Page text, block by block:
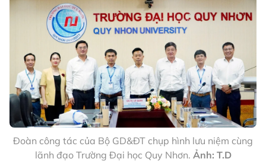
Đoàn công tác của Bộ GD&ĐT chụp hình lưu niệm cùng
lãnh đạo Trường Đại học Quy Nhơn. Ảnh: T.D